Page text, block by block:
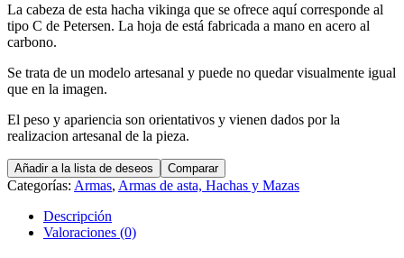
La cabeza de esta hacha vikinga que se ofrece aquí corresponde al
tipo C de Petersen. La hoja de está fabricada a mano en acero al
carbono.
Se trata de un modelo artesanal y puede no quedar visualmente igual
que en la imagen.
El peso y apariencia son orientativos y vienen dados por la
realizacion artesanal de la pieza.
Añadir a la lista de deseos Comparar
Categorías: Armas, Armas de asta, Hachas y Mazas
Descripción
Valoraciones (0)